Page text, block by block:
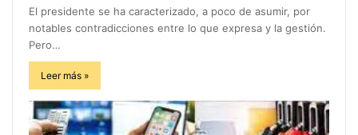
El presidente se ha caracterizado, a poco de asumir, por
notables contradicciones entre lo que expresa y la gestión.
Pero…
Leer más »